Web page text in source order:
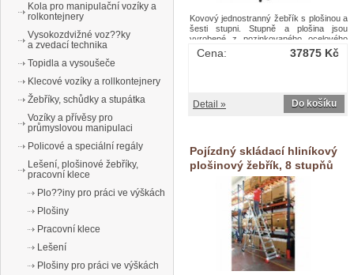
Kovový jednostranný žebřík s plošinou a
šesti stupni. Stupně a plošina jsou
vyrobené z pozinkovaného ocelového
roštu, konstrukce je z hliníku. Vyšší
bezpečnost zajišťují protiskluzové patky
hlediska norem EN je nutné stupně
plošiny od 1 m výšky opatřovat
37875 Kč
Cena:
Do košíku
Detail »
Pojízdný skládací hliníkový
plošinový žebřík, 8 stupňů
Kola pro manipulační vozíky a
rolkontejnery
Vysokozdvižné voz??ky
a zvedací technika
Topidla a vysoušeče
Klecové vozíky a rollkontejnery
Žebříky, schůdky a stupátka
Vozíky a přívěsy pro
průmyslovou manipulaci
Policové a speciální regály
Lešení, plošinové žebříky,
pracovní klece
Plo??iny pro práci ve výškách
Plošiny
Pracovní klece
Lešení
Plošiny pro práci ve výškách